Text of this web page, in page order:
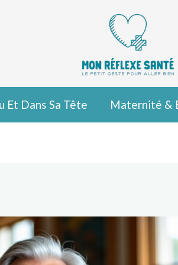
Et Dans Sa Tête Maternité &